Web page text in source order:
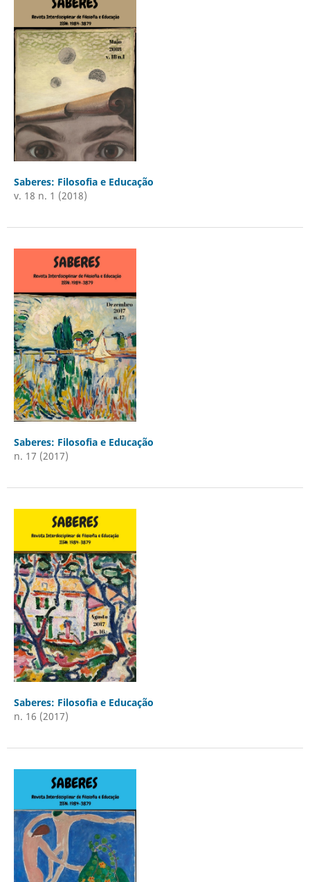
Saberes: Filosofia e Educação
v. 18 n. 1 (2018)
Saberes: Filosofia e Educação
n. 17 (2017)
Saberes: Filosofia e Educação
n. 16 (2017)